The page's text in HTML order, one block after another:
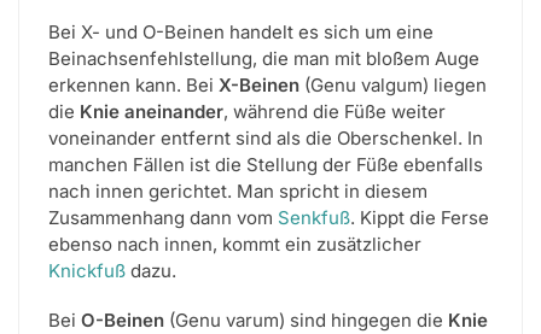
Bei X- und O-Beinen handelt es sich um eine
Beinachsenfehlstellung, die man mit bloßem Auge
erkennen kann. Bei X-Beinen (Genu valgum) liegen
die Knie aneinander, während die Füße weiter
voneinander entfernt sind als die Oberschenkel. In
manchen Fällen ist die Stellung der Füße ebenfalls
nach innen gerichtet. Man spricht in diesem
Zusammenhang dann vom Senkfuß. Kippt die Ferse
ebenso nach innen, kommt ein zusätzlicher
Knickfuß dazu.
Bei O-Beinen (Genu varum) sind hingegen die Knie